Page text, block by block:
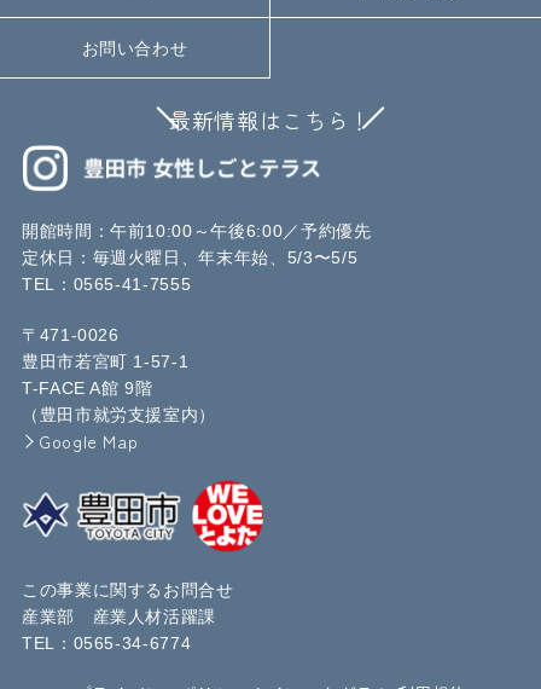
開館時間：午前10:00～午後6:00／予約優先
定休日：毎週火曜日、年末年始、5/3〜5/5
TEL： 0565-41-7555
〒471-0026
豊田市若宮町 1-57-1
T-FACE A館 9階
（豊田市就労支援室内）
Google Map
この事業に関するお問合せ
産業部 産業人材活躍課
TEL： 0565-34-6774
最新情報はこちら！
お問い合わせ